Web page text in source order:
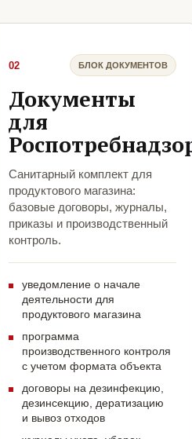
02 БЛОК ДОКУМЕНТОВ
Документы
для
Санитарный комплект для
продуктового магазина:
базовые договоры, журналы,
приказы и производственный
контроль.
уведомление о начале
деятельности для
продуктового магазина
программа
производственного контроля
с учетом формата объекта
договоры на дезинфекцию,
дезинсекцию, дератизацию
и вывоз отходов